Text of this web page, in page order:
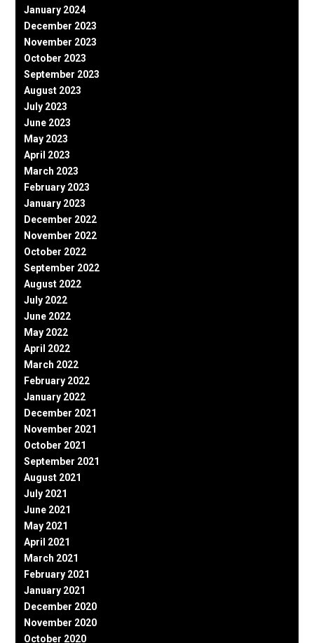
January 2024
December 2023
November 2023
October 2023
September 2023
August 2023
July 2023
June 2023
May 2023
April 2023
March 2023
February 2023
January 2023
December 2022
November 2022
October 2022
September 2022
August 2022
July 2022
June 2022
May 2022
April 2022
March 2022
February 2022
January 2022
December 2021
November 2021
October 2021
September 2021
August 2021
July 2021
June 2021
May 2021
April 2021
March 2021
February 2021
January 2021
December 2020
November 2020
October 2020